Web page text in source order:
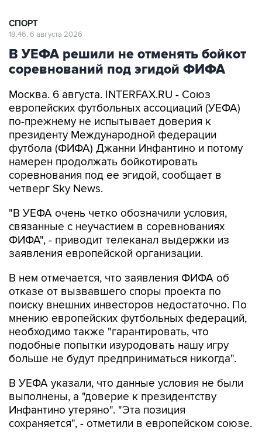
СПОРТ
18:46, 6 августа 2026
В УЕФА решили не отменять бойкот
соревнований под эгидой ФИФА
Москва. 6 августа. INTERFAX.RU - Союз
европейских футбольных ассоциаций (УЕФА)
по-прежнему не испытывает доверия к
президенту Международной федерации
футбола (ФИФА) Джанни Инфантино и потому
намерен продолжать бойкотировать
соревнования под ее эгидой, сообщает в
четверг Sky News.
"В УЕФА очень четко обозначили условия,
связанные с неучастием в соревнованиях
ФИФА", - приводит телеканал выдержки из
заявления европейской организации.
В нем отмечается, что заявления ФИФА об
отказе от вызвавшего споры проекта по
поиску внешних инвесторов недостаточно. По
мнению европейских футбольных федераций,
необходимо также "гарантировать, что
подобные попытки изуродовать нашу игру
больше не будут предприниматься никогда".
В УЕФА указали, что данные условия не были
выполнены, а "доверие к президентству
Инфантино утеряно". "Эта позиция
сохраняется", - отметили в европейском союзе.